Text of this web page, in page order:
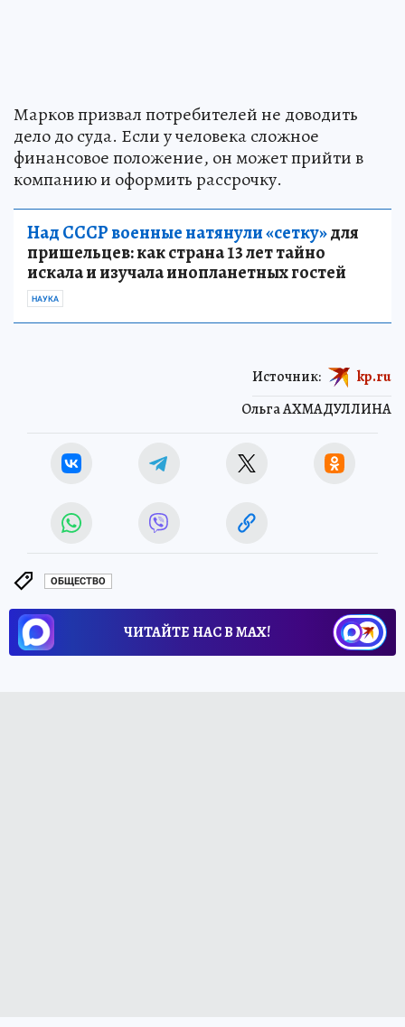
Марков призвал потребителей не доводить
дело до суда. Если у человека сложное
финансовое положение, он может прийти в
компанию и оформить рассрочку.
Над СССР военные натянули «сетку»для
пришельцев: как страна 13 лет тайно
искала и изучала инопланетных гостей
НАУКА
Ольга АХМАДУЛЛИНА
Источник: kp.ru
ОБЩЕСТВО
ЧИТАЙТЕ НАС В МАХ!